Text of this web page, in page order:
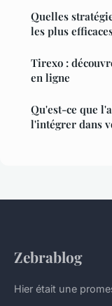
Quelles
les plus
Tirexo :
en ligne
Qu'est-ce que
l'intégrer dans
Zebrablog
Hier était une